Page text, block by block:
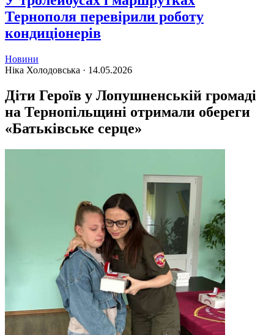
Тернополя перевірили роботу
кондиціонерів
Новини
Ніка Холодовська · 14.05.2026
Діти Героїв у Лопушненській громаді
на Тернопільщині отримали обереги
«Батьківське серце»